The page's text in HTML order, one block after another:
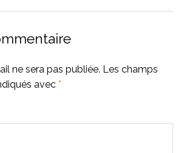
ne sera pas publiée. Les champs
avec *